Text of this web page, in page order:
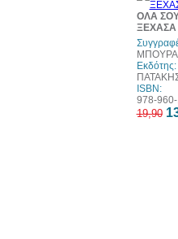
ΟΛΑ
ΞΕΧΑΣΑ
Εκδότης:
ISBN:
978-
19,90